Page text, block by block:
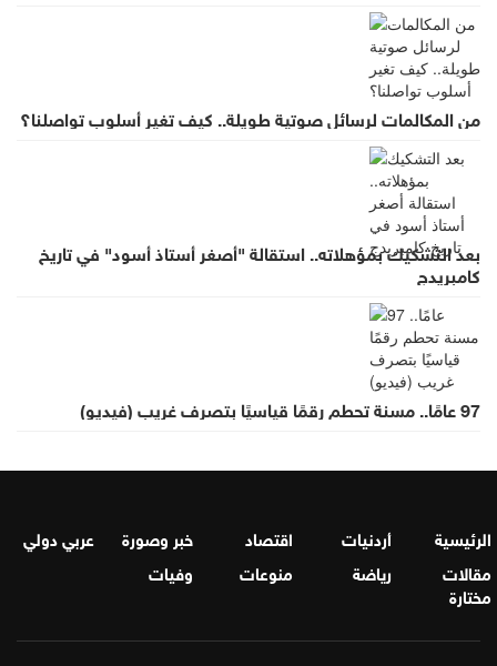
من المكالمات لرسائل صوتية طويلة.. كيف تغير أسلوب تواصلنا؟
بعد التشكيك بمؤهلاته.. استقالة "أصغر أستاذ أسود" في تاريخ
كامبريدج
97 عامًا.. مسنة تحطم رقمًا قياسيًا بتصرف غريب (فيديو)
الرئيسية أردنيات اقتصاد خبر وصورة
عربي دولي
مقالات
مختارة
رياضة منوعات وفيات